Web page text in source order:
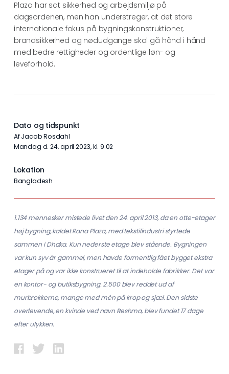
Plaza har sat sikkerhed og arbejdsmiljø på
dagsordenen, men han understreger, at det store
internationale fokus på bygningskonstruktioner,
brandsikkerhed og nødudgange skal gå hånd i hånd
med bedre rettigheder og ordentlige løn- og
leveforhold.
Dato og tidspunkt
Af Jacob Rosdahl
mandag d. 24. april 2023, kl. 9.02
Lokation
Bangladesh
1.134 mennesker mistede livet den 24. april 2013, da en otte-etager
høj bygning, kaldet Rana Plaza, med tekstilindustri styrtede
sammen i Dhaka. Kun nederste etage blev stående. Bygningen
var kun syv år gammel, men havde formentlig fået bygget ekstra
etager på og var ikke konstrueret til at indeholde fabrikker. Det var
en kontor- og butiksbygning. 2.500 blev reddet ud af
murbrokkerne, mange med mén på krop og sjæl. Den sidste
overlevende, en kvinde ved navn Reshma, blev fundet 17 dage
efter ulykken.